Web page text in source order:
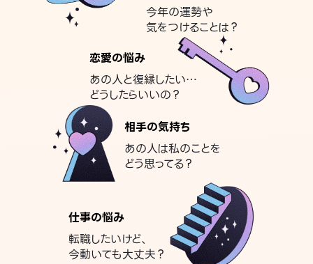
今年の運勢や
気をつけることは？
恋愛の悩み
あの人と復縁したい…
どうしたらいいの？
相手の気持ち
あの人は私のことを
どう思ってる？
仕事の悩み
転職したいけど、
今動いても大丈夫？